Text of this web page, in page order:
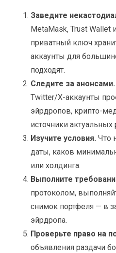
Заведите
MetaMask, Trust Wallet
приватный ключ
аккаунты для
подходят.
Следите за анонсами.
Twitter/X-аккаунты
эйрдропов, крипто-
источники актуальных
Изучите условия. Что
даты, каков
или холдинга.
Выполните
протоколом,
снимок портфеля — в
эйрдропа.
Проверьте право на
объявления раздачи